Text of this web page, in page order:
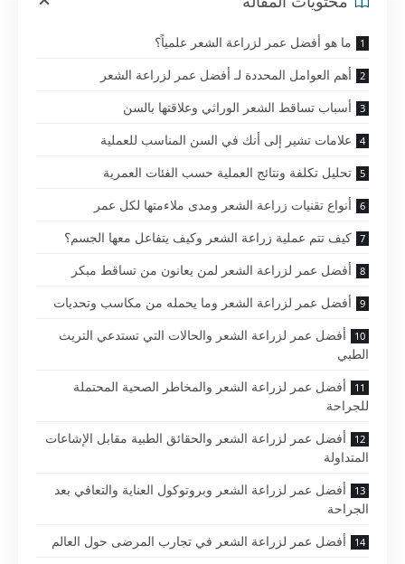
ما هو أفضل عمر لزراعة الشعر علمياً؟
أهم العوامل المحددة لـ أفضل عمر لزراعة الشعر
أسباب تساقط الشعر الوراثي وعلاقتها بالسن
علامات تشير إلى أنك في السن المناسب للعملية
تحليل تكلفة ونتائج العملية حسب الفئات العمرية
أنواع تقنيات زراعة الشعر ومدى ملاءمتها لكل عمر
كيف تتم عملية زراعة الشعر وكيف يتفاعل معها الجسم؟
أفضل عمر لزراعة الشعر لمن يعانون من تساقط مبكر
أفضل عمر لزراعة الشعر وما يحمله من مكاسب وتحديات
أفضل عمر لزراعة الشعر والحالات التي تستدعي التريث
الطبي
أفضل عمر لزراعة الشعر والمخاطر الصحية المحتملة
للجراحة
أفضل عمر لزراعة الشعر والحقائق الطبية مقابل الإشاعات
المتداولة
أفضل عمر لزراعة الشعر وبروتوكول العناية والتعافي بعد
الجراحة
أفضل عمر لزراعة الشعر في تجارب المرضى حول العالم